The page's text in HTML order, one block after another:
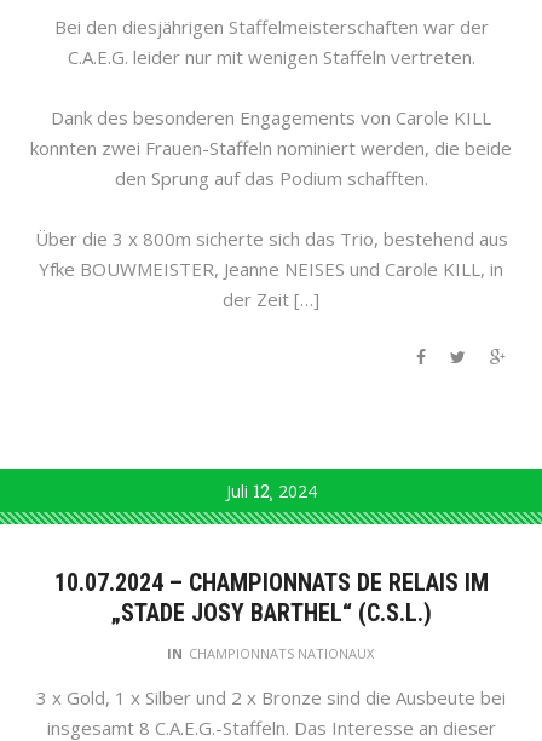
Bei den diesjährigen Staffelmeisterschaften war der
C.A.E.G. leider nur mit wenigen Staffeln vertreten.
Dank des besonderen Engagements von Carole KILL
konnten zwei Frauen-Staffeln nominiert werden, die beide
den Sprung auf das Podium schafften.
Über die 3 x 800m sicherte sich das Trio, bestehend aus
Yfke BOUWMEISTER, Jeanne NEISES und Carole KILL, in
der Zeit […]
Juli 12 2024
10.07.2024 – CHAMPIONNATS DE RELAIS IM
„STADE JOSY BARTHEL“ (C.S.L.)
IN CHAMPIONNATS NATIONAUX
3 x Gold, 1 x Silber und 2 x Bronze sind die Ausbeute bei
insgesamt 8 C.A.E.G.-Staffeln. Das Interesse an dieser